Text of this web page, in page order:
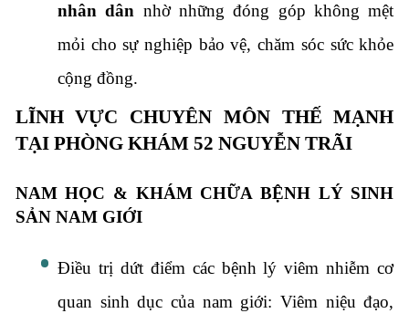
nhân dân nhờ những đóng góp không mệt
mỏi cho sự nghiệp bảo vệ, chăm sóc sức khỏe
cộng đồng.
LĨNH VỰC CHUYÊN MÔN THẾ MẠNH
TẠI PHÒNG KHÁM 52 NGUYỄN TRÃI
NAM HỌC & KHÁM CHỮA BỆNH LÝ SINH
SẢN NAM GIỚI
Điều trị dứt điểm các bệnh lý viêm nhiễm cơ
quan sinh dục của nam giới: Viêm niệu đạo,